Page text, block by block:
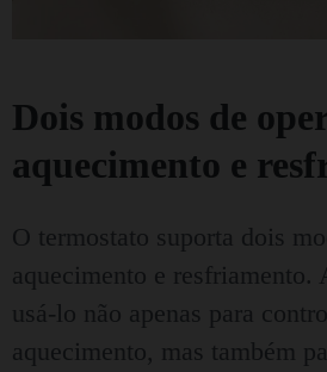
Dois modos de
aquecimento e
O termostato suporta dois
aquecimento e resfriamento.
usá-lo não apenas para
aquecimento, mas também